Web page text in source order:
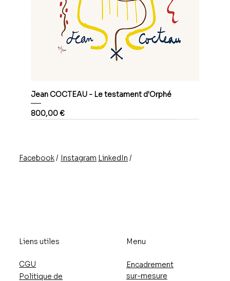
Jean COCTEAU - Le testament d'Orphé
Prix
800,00 €
Facebook/ Instagram /
LinkedIn
Liens utiles
CGU
Politique de
Menu
Encadrement
sur-mesure